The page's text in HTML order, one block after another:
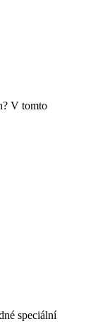
V tomto
speciální